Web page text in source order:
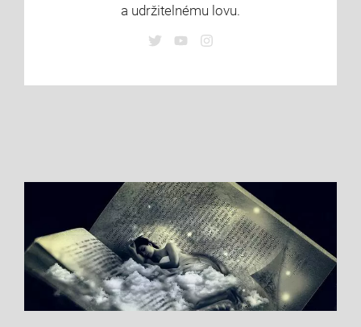
a udržitelnému lovu.